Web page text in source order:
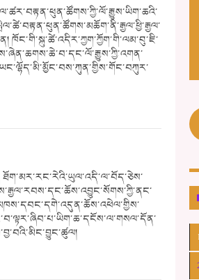
ཁོང་གི་སྐུ་ཚེ་འདིར་ཀྱག་ཀྱོག་གི་ལམ་བུ་ཇི་